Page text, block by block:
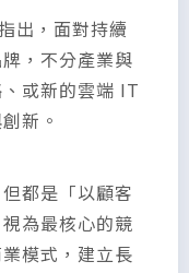
出，面對持續
，不分產業與
或新的雲端 IT
新。
都是「以顧客
為最核心的競
模式，建立長